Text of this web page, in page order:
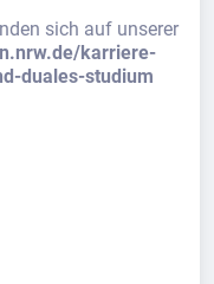
sich auf unserer
karriere-
duales-studium